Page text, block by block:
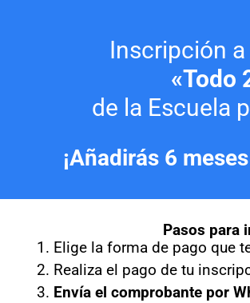
Inscripción
«Todo
de la Escuela
¡Añadirás 6
Pasos para
Elige la forma de pago que
Realiza el pago de tu
Envía el comprobante por